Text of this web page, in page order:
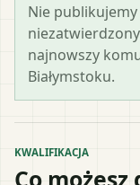
Nie
najnowszy
Białymstoku.
KWALIFIKACJA
Co